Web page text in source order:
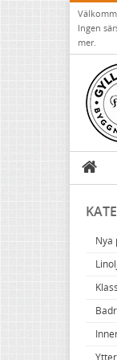
Ingen
mer.
Nya